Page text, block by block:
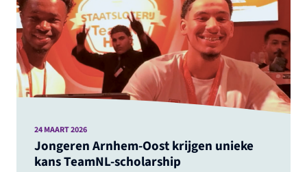
Jongeren Arnhem-Oost krijgen unieke
kans TeamNL-scholarship
24 MAART 2026